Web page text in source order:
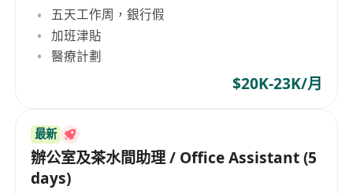
五天工作周，銀行假
加班津貼
醫療計劃
$20K-23K/月
最新
辦公室及茶水間助理 / Office Assistant (5
days)